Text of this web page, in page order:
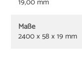
Maße
2400 x 58 x 19 mm